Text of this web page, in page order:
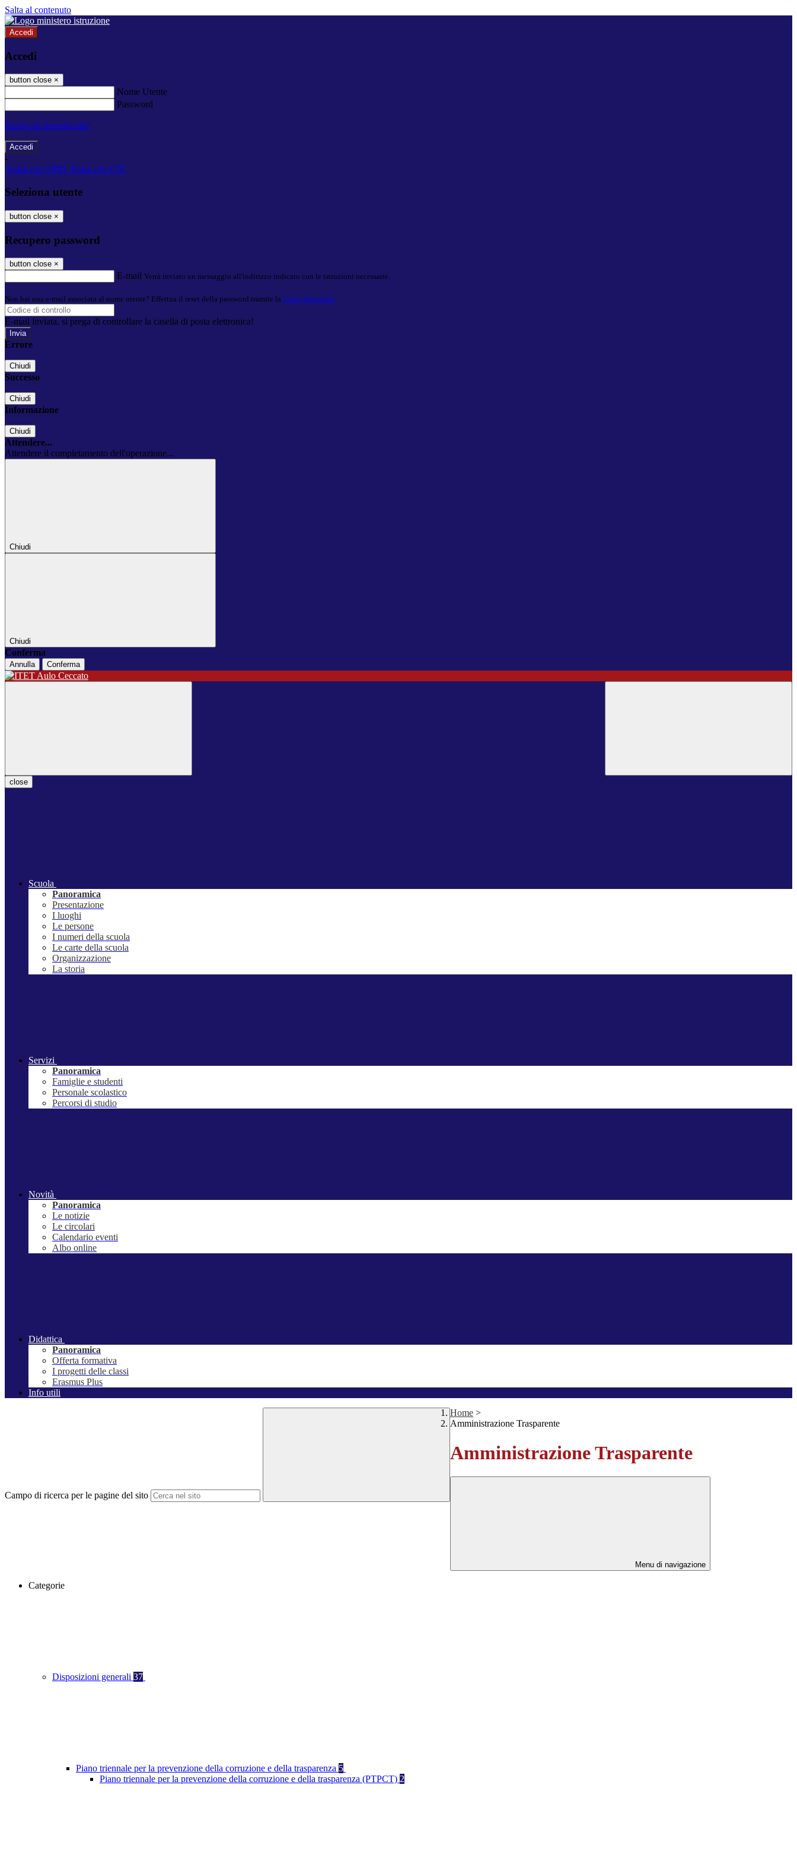
Salta al contenuto
Accedi
Accedi
button close ×
Nome Utente
Password
Password dimenticata?
-
Entra con SPID Entra con CIE
Seleziona utente
button close ×
Recupero password
button close ×
E-mail Verrà inviato un messaggio all'indirizzo indicato con le istruzioni necessarie.
Non hai una e-mail associata al nome utente? Effettua il reset della password tramite la Login Spaggiari
E-mail inviata, si prega di controllare la casella di posta elettronica!
Errore
Chiudi
Successo
Chiudi
Informazione
Chiudi
Attendere...
Attendere il completamento dell'operazione...
Chiudi
Chiudi
Conferma
Annulla Conferma
close
Scuola
Panoramica
Presentazione
I luoghi
Le persone
I numeri della scuola
Le carte della scuola
Organizzazione
La storia
Servizi
Panoramica
Famiglie e studenti
Personale scolastico
Percorsi di studio
Novità
Panoramica
Le notizie
Le circolari
Calendario eventi
Albo online
Didattica
Panoramica
Offerta formativa
I progetti delle classi
Erasmus Plus
Info utili
Campo di ricerca per le pagine del sito
Home >
Amministrazione Trasparente
Amministrazione Trasparente
Menu di navigazione
Categorie
Disposizioni generali 37
Piano triennale per la prevenzione della corruzione e della trasparenza 5
Piano triennale per la prevenzione della corruzione e della trasparenza (PTPCT) 2